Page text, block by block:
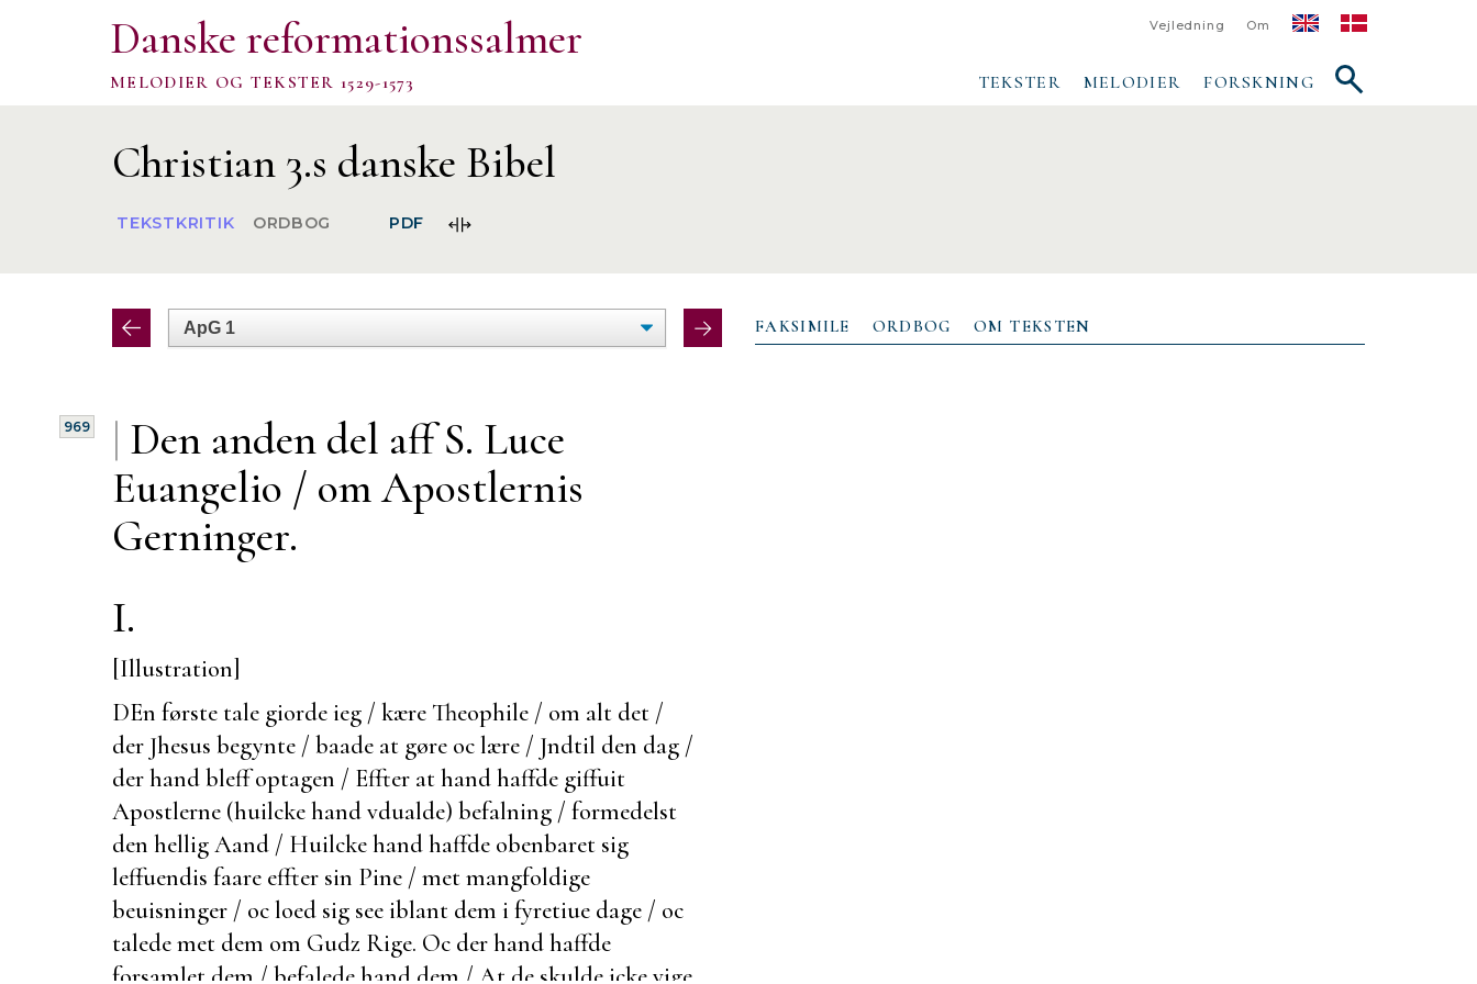
Danske reformationssalmer
MELODIER OG TEKSTER 1529-1573
Vejledning Om
TEKSTER MELODIER FORSKNING
Vis/skjul
søgefelt
Christian 3.s danske Bibel
TEKSTKRITIK ORDBOG PDF
FORØG/FORMINDSK
|
969
Den anden del aff S. Luce
Euangelio / om Apostlernis
Gerninger.
I.
[Illustration]
DEn første tale giorde ieg / kære Theophile / om alt det /
der Jhesus begynte / baade at gøre oc lære / Jndtil den dag /
der hand bleff optagen / Effter at hand haffde giffuit
Apostlerne (huilcke hand vdualde) befalning / formedelst
den hellig Aand / Huilcke hand haffde obenbaret sig
leffuendis faare effter sin Pine / met mangfoldige
beuisninger / oc loed sig see iblant dem i fyretiue dage / oc
talede met dem om Gudz Rige. Oc der hand haffde
forsamlet dem / befalede hand dem / At de skulde icke vige
FAKSIMILE ORDBOG OM TEKSTEN